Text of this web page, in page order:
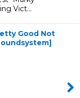
Vict…
Good Not